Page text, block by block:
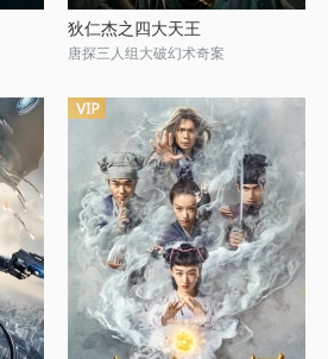
狄仁杰之四大天王
唐探三人组大破幻术奇案